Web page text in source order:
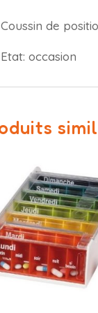
Coussin de
Etat: occasion